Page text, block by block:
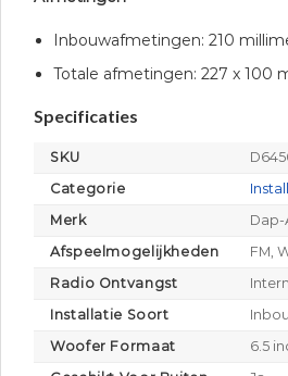
Inbouwafmetingen: 210
Totale afmetingen: 227 x 100
Specificaties
SKU
Categorie
Merk
Dap-
Afspeelmogelijkheden
FM,
Radio Ontvangst
Installatie Soort
Woofer Formaat
6.5